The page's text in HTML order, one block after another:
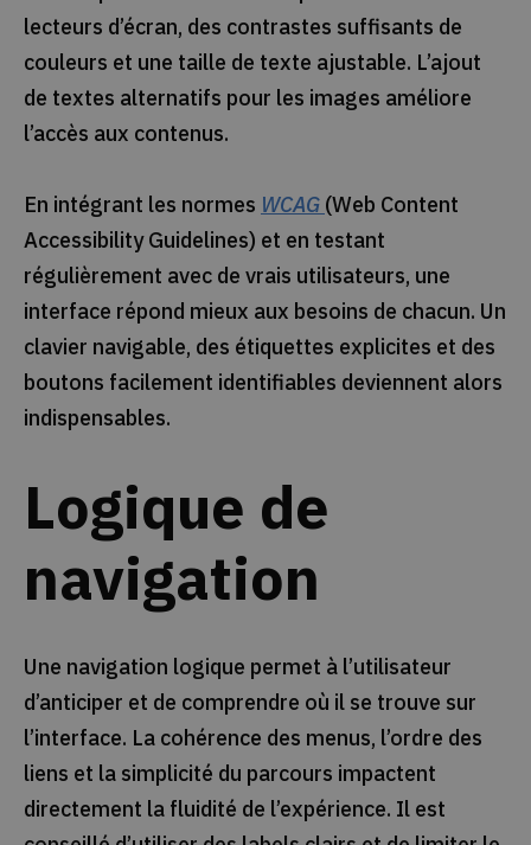
lecteurs d’écran, des contrastes suffisants de
couleurs et une taille de texte ajustable. L’ajout
de textes alternatifs pour les images améliore
l’accès aux contenus.
En intégrant les normes WCAG (Web Content
Accessibility Guidelines) et en testant
régulièrement avec de vrais utilisateurs, une
interface répond mieux aux besoins de chacun. Un
clavier navigable, des étiquettes explicites et des
boutons facilement identifiables deviennent alors
indispensables.
Logique de
navigation
Une navigation logique permet à l’utilisateur
d’anticiper et de comprendre où il se trouve sur
l’interface. La cohérence des menus, l’ordre des
liens et la simplicité du parcours impactent
directement la fluidité de l’expérience. Il est